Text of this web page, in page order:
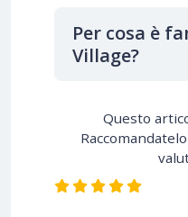
Per cosa è
Village?
Questo